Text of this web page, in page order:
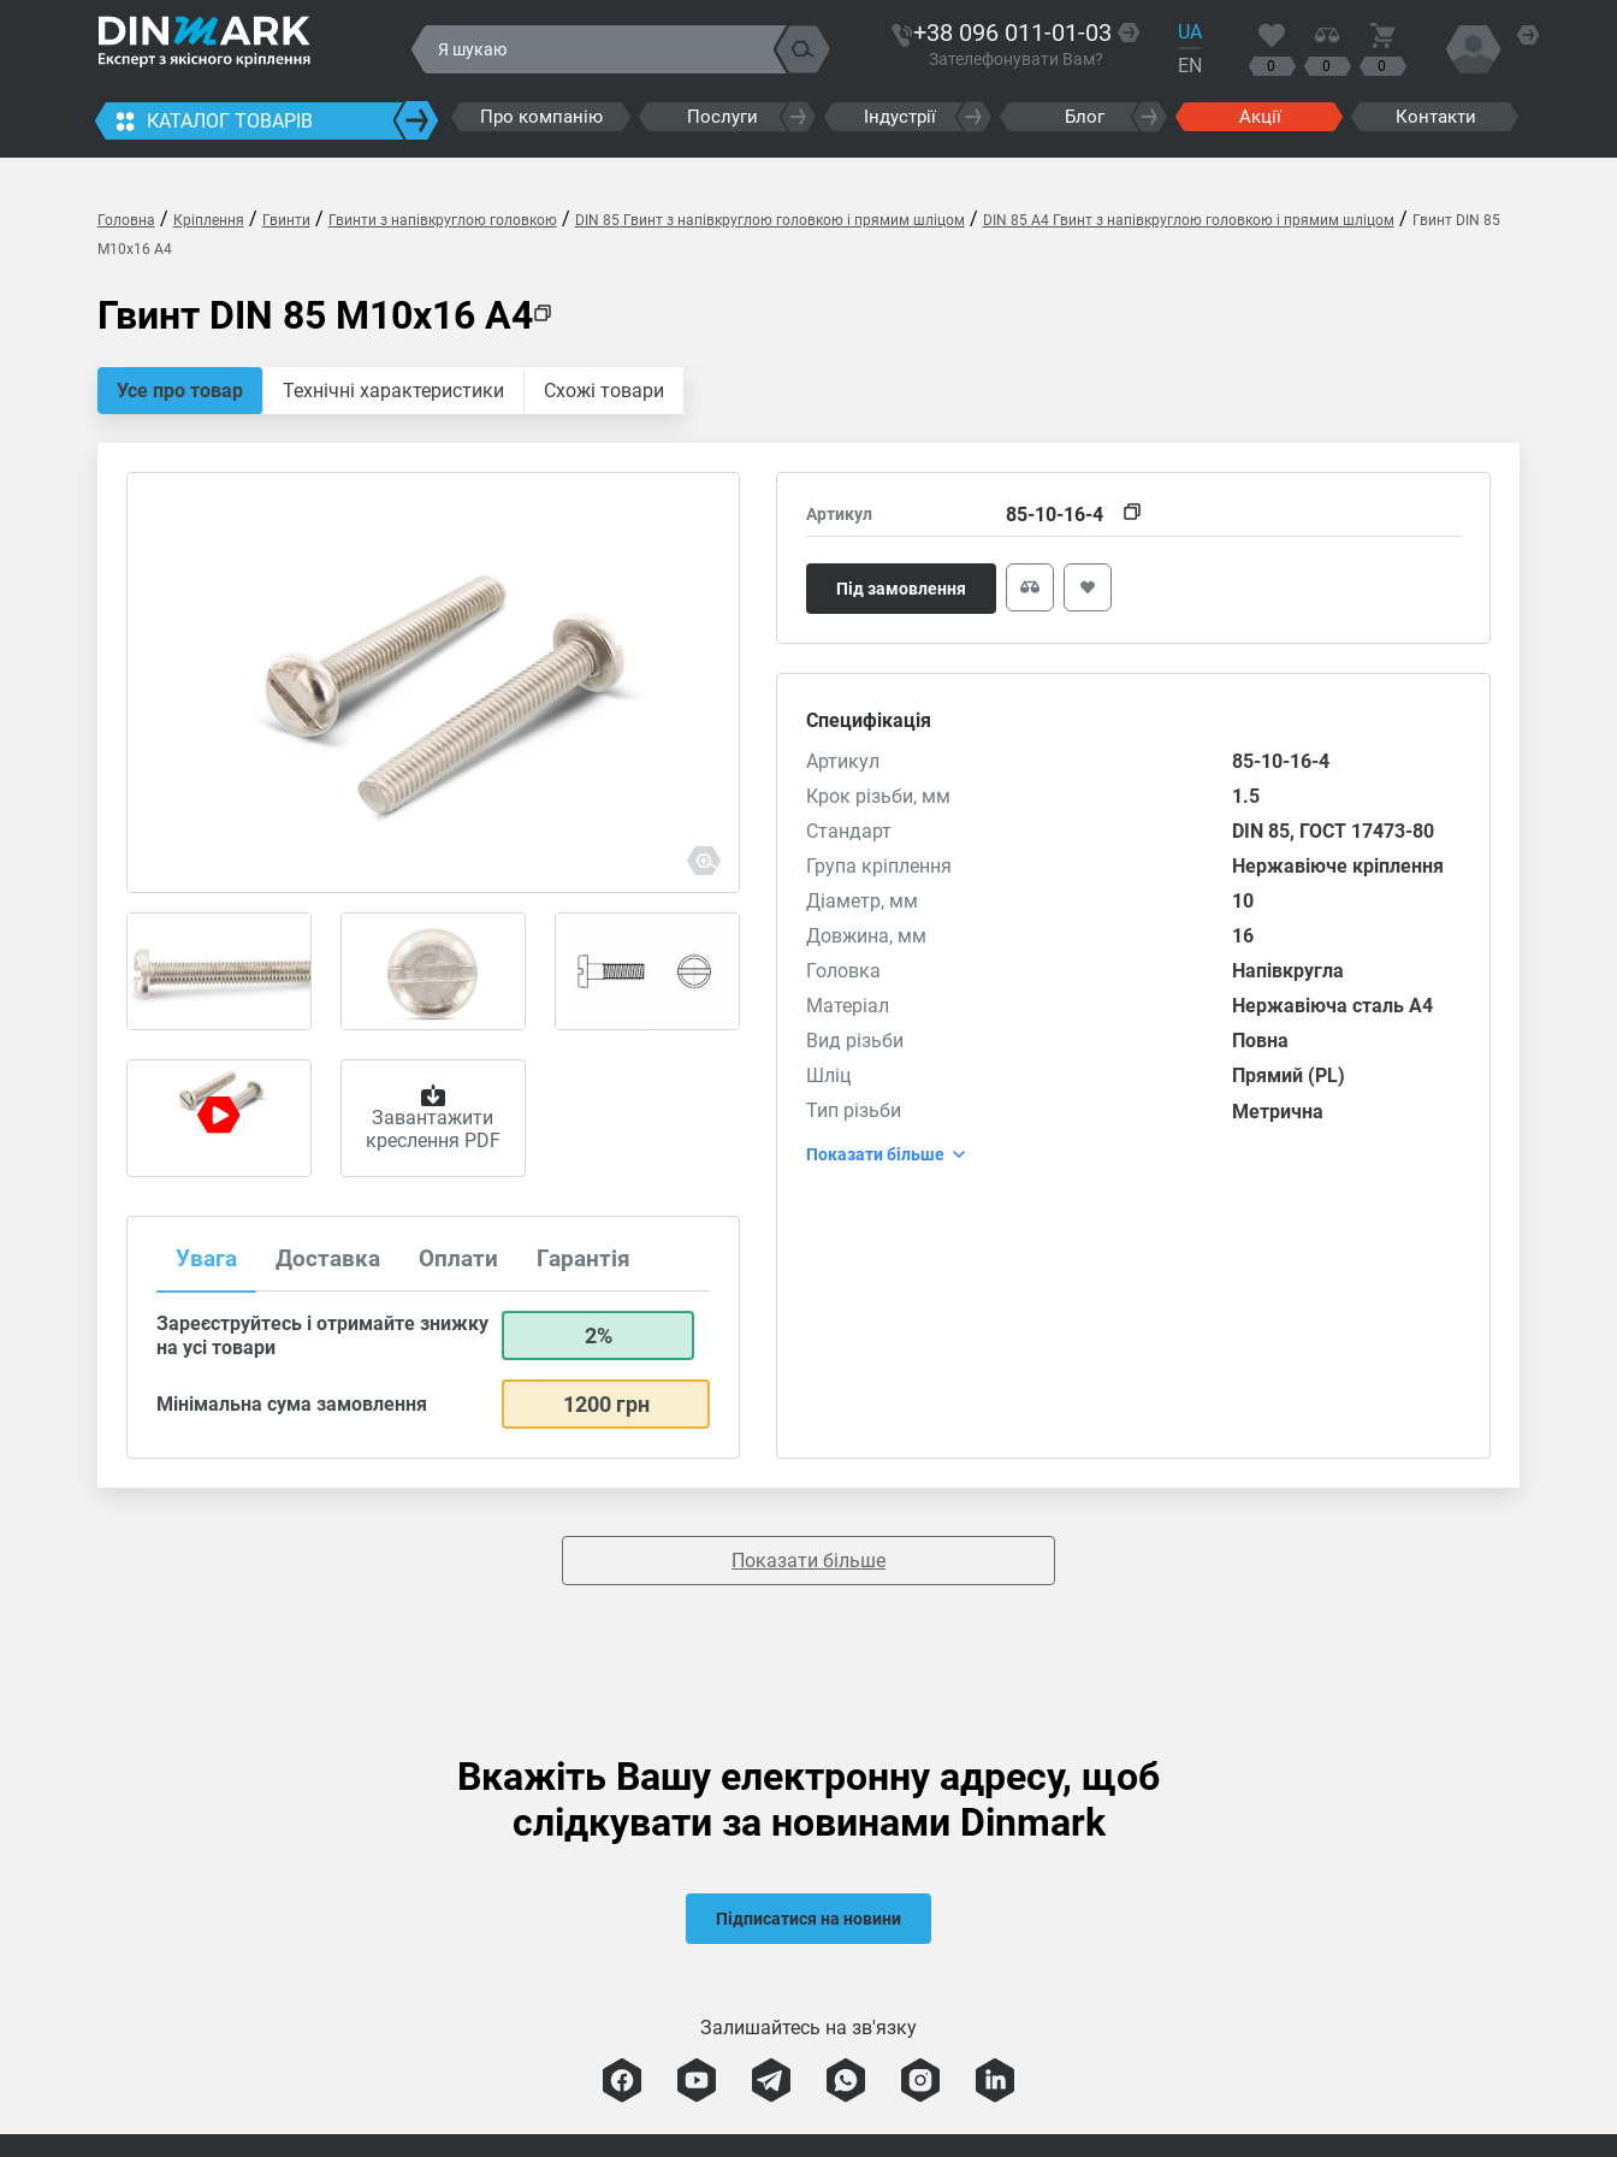
+38 096 011-01-03
Зателефонувати Вам?
UA
EN
0 0 0
КАТАЛОГ ТОВАРІВ Про компанію Послуги Індустрії Блог Акції Контакти
Головна / Кріплення / Гвинти / Гвинти з напівкруглою головкою/ DIN 85 Гвинт з напівкруглою головкою і прямим шліцом / DIN 85 A4 Гвинт з напівкруглою головкою і прямим шліцом / Гвинт DIN 85
M10x16 A4
Гвинт DIN 85 M10x16 A4
Усе про товар Технічні характеристики Схожі товари
Завантажити
креслення PDF
Увага Доставка Оплати Гарантія
Зареєструйтесь і отримайте знижку
на усі товари
2%
Мінімальна сума замовлення 1200 грн
Артикул 85-10-16-4
Під замовлення
Специфікація
Артикул
85-10-16-4
Крок різьби, мм
1.5
Стандарт
DIN 85, ГОСТ 17473-80
Група кріплення
Нержавіюче кріплення
Діаметр, мм
10
Довжина, мм
16
Головка
Напівкругла
Матеріал
Нержавіюча сталь А4
Вид різьби
Повна
Шліц
Прямий (PL)
Тип різьби
Метрична
Показати більше
Показати більше
Вкажіть Вашу електронну адресу, щоб
слідкувати за новинами Dinmark
Підписатися на новини
Залишайтесь на зв'язку